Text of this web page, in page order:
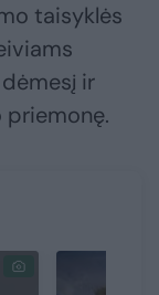
taisyklės
ir